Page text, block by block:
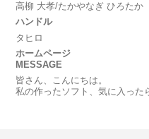
高柳 大孝/たかやなぎ ひろたか
ハンドル
タヒロ
ホームページ
MESSAGE
皆さん、こんにちは。
私の作ったソフト、気に入った